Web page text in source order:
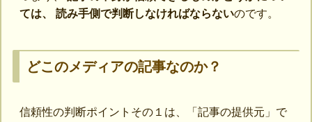
ては、 読み手側で判断しなければならないのです。
どこのメディアの記事なのか？
信頼性の判断ポイントその１は、「記事の提供元」で